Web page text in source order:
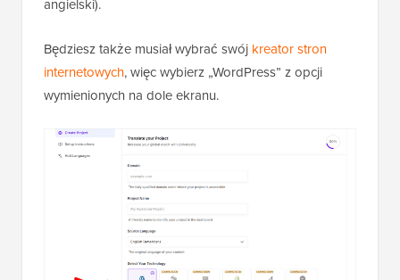
angielski).
Będziesz także musiał wybrać swój kreator stron
internetowych, więc wybierz „WordPress” z opcji
wymienionych na dole ekranu.